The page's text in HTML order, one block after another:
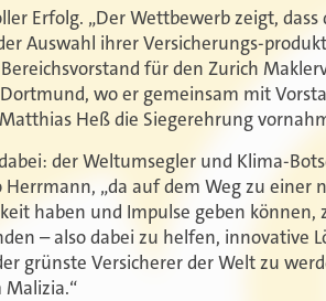
Erfolg. „Der Wettbewerb zeigt,
Auswahl ihrer Versicherungs-
für den Zurich
wo er gemeinsam mit
Heß die Siegerehrung
der Weltumsegler und Klima-
Herrmann, „da auf dem Weg zu einer
haben und Impulse geben können,
– also dabei zu helfen, innovative
grünste Versicherer der Welt zu
Malizia.“